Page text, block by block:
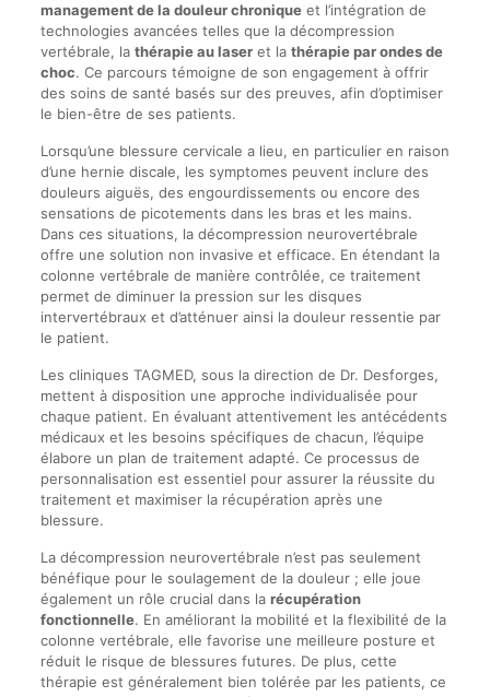
management de la douleur chroniqueet l’intégration de
technologies avancées telles que la décompression
vertébrale, la thérapie au laseret la thérapie par ondes de
choc. Ce parcours témoigne de son engagement à offrir
des soins de santé basés sur des preuves, afin d’optimiser
le bien-être de ses patients.
Lorsqu’une blessure cervicale a lieu, en particulier en raison
d’une hernie discale, les symptomes peuvent inclure des
douleurs aiguës, des engourdissements ou encore des
sensations de picotements dans les bras et les mains.
Dans ces situations, la décompression neurovertébrale
offre une solution non invasive et efficace. En étendant la
colonne vertébrale de manière contrôlée, ce traitement
permet de diminuer la pression sur les disques
intervertébraux et d’atténuer ainsi la douleur ressentie par
le patient.
Les cliniques TAGMED, sous la direction de Dr. Desforges,
mettent à disposition une approche individualisée pour
chaque patient. En évaluant attentivement les antécédents
médicaux et les besoins spécifiques de chacun, l’équipe
élabore un plan de traitement adapté. Ce processus de
personnalisation est essentiel pour assurer la réussite du
traitement et maximiser la récupération après une
blessure.
La décompression neurovertébrale n’est pas seulement
bénéfique pour le soulagement de la douleur ; elle joue
également un rôle crucial dans la récupération
fonctionnelle. En améliorant la mobilité et la flexibilité de la
colonne vertébrale, elle favorise une meilleure posture et
réduit le risque de blessures futures. De plus, cette
thérapie est généralement bien tolérée par les patients, ce